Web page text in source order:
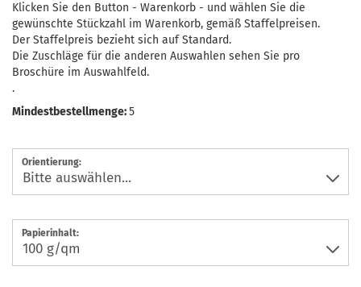
Klicken Sie den Button - Warenkorb - und wählen Sie die
gewünschte Stückzahl im Warenkorb, gemäß Staffelpreisen.
Der Staffelpreis bezieht sich auf Standard.
Die Zuschläge für die anderen Auswahlen sehen Sie pro
Broschüre im Auswahlfeld.
.
Mindestbestellmenge:5
Orientierung:
Papierinhalt: